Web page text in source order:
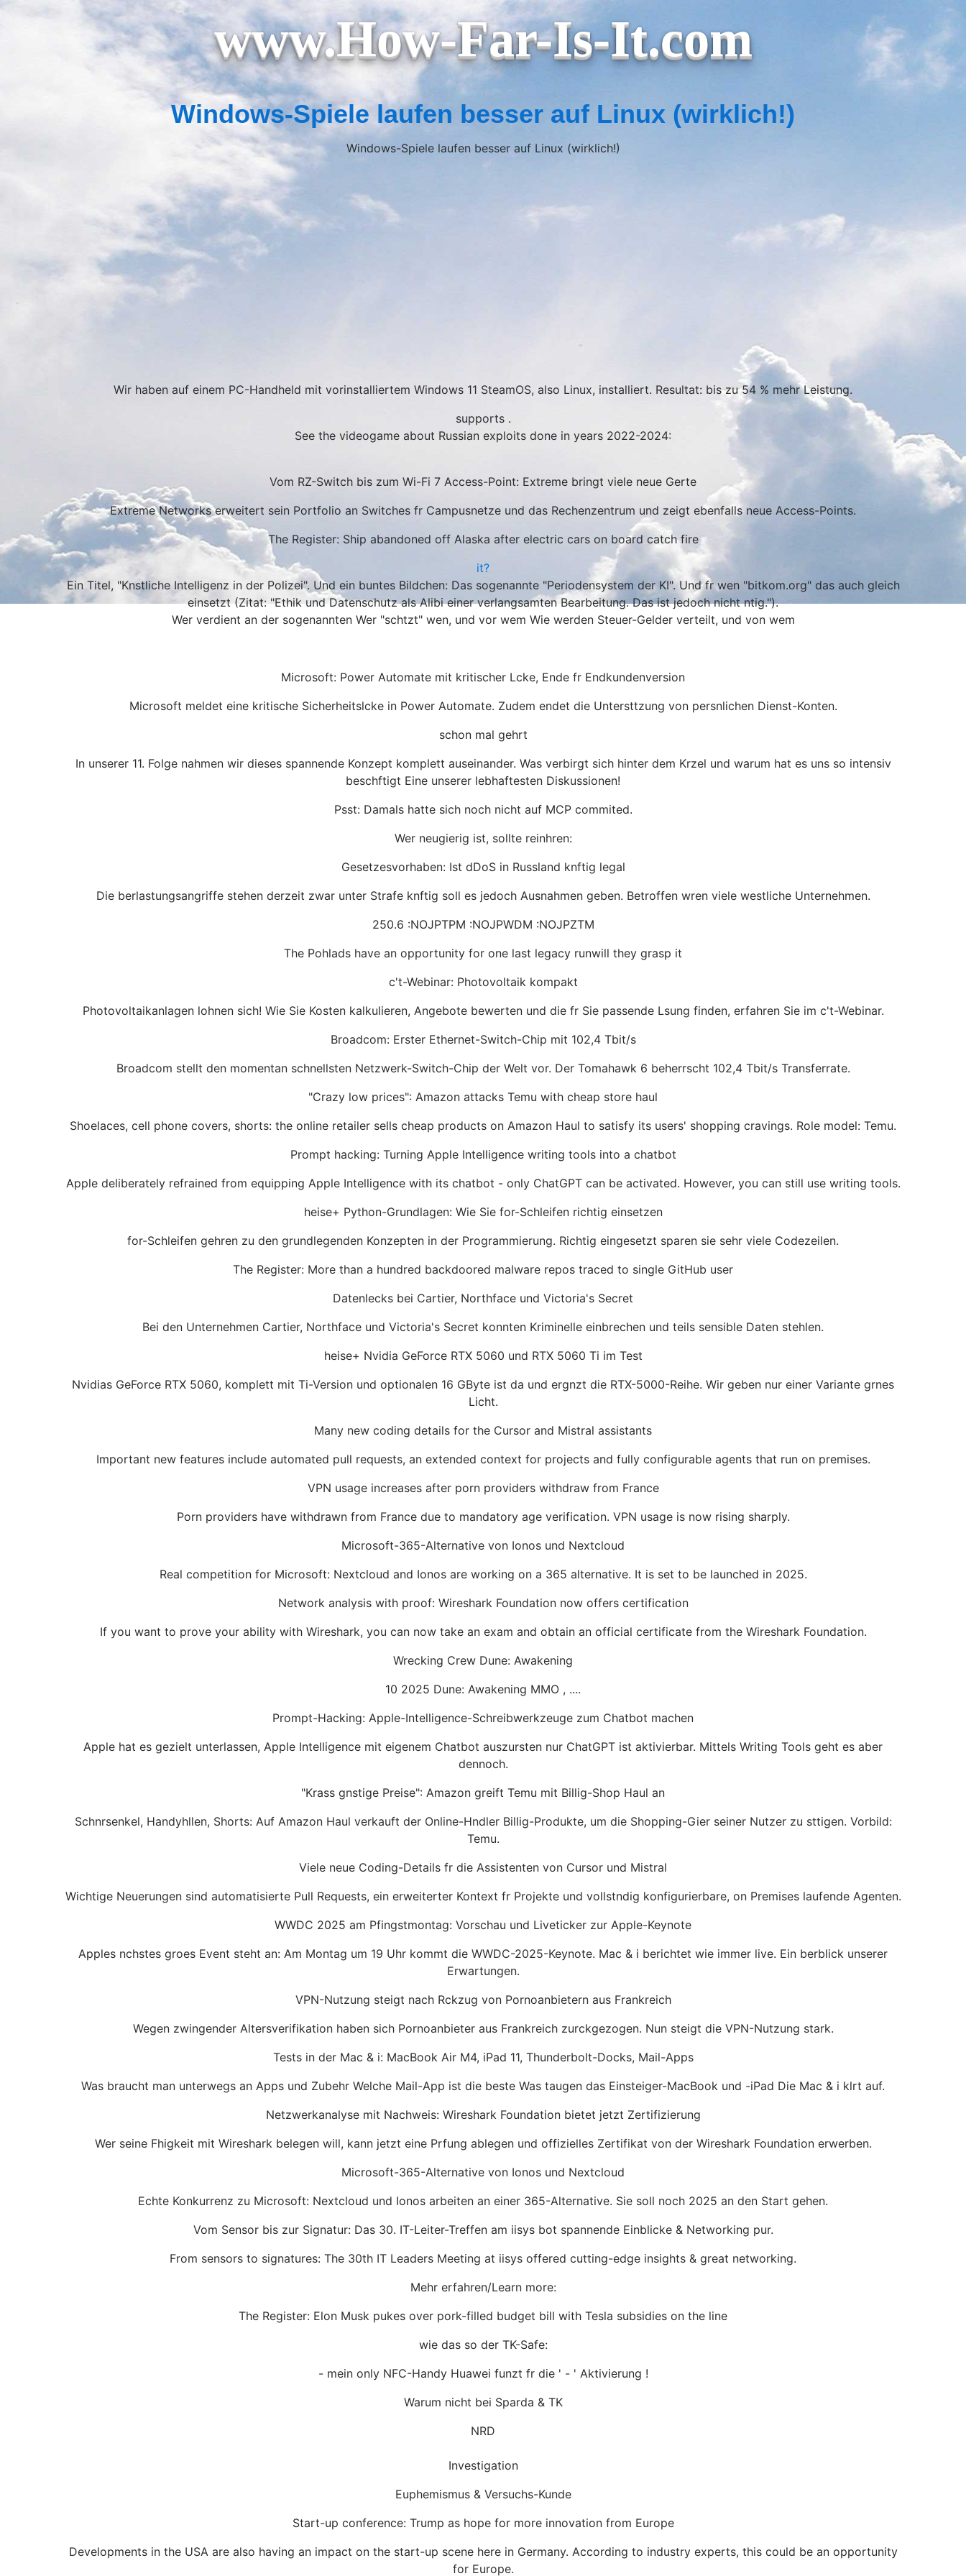
www.How-Far-Is-It.com
Windows-Spiele laufen besser auf Linux (wirklich!)
Windows-Spiele laufen besser auf Linux (wirklich!)
Wir haben auf einem PC-Handheld mit vorinstalliertem Windows 11 SteamOS, also Linux, installiert. Resultat: bis zu 54 % mehr Leistung.
supports .
See the videogame about Russian exploits done in years 2022-2024:
Vom RZ-Switch bis zum Wi-Fi 7 Access-Point: Extreme bringt viele neue Gerte
Extreme Networks erweitert sein Portfolio an Switches fr Campusnetze und das Rechenzentrum und zeigt ebenfalls neue Access-Points.
The Register: Ship abandoned off Alaska after electric cars on board catch fire
it?
Ein Titel, "Knstliche Intelligenz in der Polizei". Und ein buntes Bildchen: Das sogenannte "Periodensystem der KI". Und fr wen "bitkom.org" das auch gleich
einsetzt (Zitat: "Ethik und Datenschutz als Alibi einer verlangsamten Bearbeitung. Das ist jedoch nicht ntig.").
Wer verdient an der sogenannten Wer "schtzt" wen, und vor wem Wie werden Steuer-Gelder verteilt, und von wem
Microsoft: Power Automate mit kritischer Lcke, Ende fr Endkundenversion
Microsoft meldet eine kritische Sicherheitslcke in Power Automate. Zudem endet die Untersttzung von persnlichen Dienst-Konten.
schon mal gehrt
In unserer 11. Folge nahmen wir dieses spannende Konzept komplett auseinander. Was verbirgt sich hinter dem Krzel und warum hat es uns so intensiv
beschftigt Eine unserer lebhaftesten Diskussionen!
Psst: Damals hatte sich noch nicht auf MCP commited.
Wer neugierig ist, sollte reinhren:
Gesetzesvorhaben: Ist dDoS in Russland knftig legal
Die berlastungsangriffe stehen derzeit zwar unter Strafe knftig soll es jedoch Ausnahmen geben. Betroffen wren viele westliche Unternehmen.
250.6 :NOJPTPM :NOJPWDM :NOJPZTM
The Pohlads have an opportunity for one last legacy runwill they grasp it
c't-Webinar: Photovoltaik kompakt
Photovoltaikanlagen lohnen sich! Wie Sie Kosten kalkulieren, Angebote bewerten und die fr Sie passende Lsung finden, erfahren Sie im c't-Webinar.
Broadcom: Erster Ethernet-Switch-Chip mit 102,4 Tbit/s
Broadcom stellt den momentan schnellsten Netzwerk-Switch-Chip der Welt vor. Der Tomahawk 6 beherrscht 102,4 Tbit/s Transferrate.
"Crazy low prices": Amazon attacks Temu with cheap store haul
Shoelaces, cell phone covers, shorts: the online retailer sells cheap products on Amazon Haul to satisfy its users' shopping cravings. Role model: Temu.
Prompt hacking: Turning Apple Intelligence writing tools into a chatbot
Apple deliberately refrained from equipping Apple Intelligence with its chatbot - only ChatGPT can be activated. However, you can still use writing tools.
heise+ Python-Grundlagen: Wie Sie for-Schleifen richtig einsetzen
for-Schleifen gehren zu den grundlegenden Konzepten in der Programmierung. Richtig eingesetzt sparen sie sehr viele Codezeilen.
The Register: More than a hundred backdoored malware repos traced to single GitHub user
Datenlecks bei Cartier, Northface und Victoria's Secret
Bei den Unternehmen Cartier, Northface und Victoria's Secret konnten Kriminelle einbrechen und teils sensible Daten stehlen.
heise+ Nvidia GeForce RTX 5060 und RTX 5060 Ti im Test
Nvidias GeForce RTX 5060, komplett mit Ti-Version und optionalen 16 GByte ist da und ergnzt die RTX-5000-Reihe. Wir geben nur einer Variante grnes
Licht.
Many new coding details for the Cursor and Mistral assistants
Important new features include automated pull requests, an extended context for projects and fully configurable agents that run on premises.
VPN usage increases after porn providers withdraw from France
Porn providers have withdrawn from France due to mandatory age verification. VPN usage is now rising sharply.
Microsoft-365-Alternative von Ionos und Nextcloud
Real competition for Microsoft: Nextcloud and Ionos are working on a 365 alternative. It is set to be launched in 2025.
Network analysis with proof: Wireshark Foundation now offers certification
If you want to prove your ability with Wireshark, you can now take an exam and obtain an official certificate from the Wireshark Foundation.
Wrecking Crew Dune: Awakening
10 2025 Dune: Awakening MMO , ....
Prompt-Hacking: Apple-Intelligence-Schreibwerkzeuge zum Chatbot machen
Apple hat es gezielt unterlassen, Apple Intelligence mit eigenem Chatbot auszursten nur ChatGPT ist aktivierbar. Mittels Writing Tools geht es aber
dennoch.
"Krass gnstige Preise": Amazon greift Temu mit Billig-Shop Haul an
Schnrsenkel, Handyhllen, Shorts: Auf Amazon Haul verkauft der Online-Hndler Billig-Produkte, um die Shopping-Gier seiner Nutzer zu sttigen. Vorbild:
Temu.
Viele neue Coding-Details fr die Assistenten von Cursor und Mistral
Wichtige Neuerungen sind automatisierte Pull Requests, ein erweiterter Kontext fr Projekte und vollstndig konfigurierbare, on Premises laufende Agenten.
WWDC 2025 am Pfingstmontag: Vorschau und Liveticker zur Apple-Keynote
Apples nchstes groes Event steht an: Am Montag um 19 Uhr kommt die WWDC-2025-Keynote. Mac & i berichtet wie immer live. Ein berblick unserer
Erwartungen.
VPN-Nutzung steigt nach Rckzug von Pornoanbietern aus Frankreich
Wegen zwingender Altersverifikation haben sich Pornoanbieter aus Frankreich zurckgezogen. Nun steigt die VPN-Nutzung stark.
Tests in der Mac & i: MacBook Air M4, iPad 11, Thunderbolt-Docks, Mail-Apps
Was braucht man unterwegs an Apps und Zubehr Welche Mail-App ist die beste Was taugen das Einsteiger-MacBook und -iPad Die Mac & i klrt auf.
Netzwerkanalyse mit Nachweis: Wireshark Foundation bietet jetzt Zertifizierung
Wer seine Fhigkeit mit Wireshark belegen will, kann jetzt eine Prfung ablegen und offizielles Zertifikat von der Wireshark Foundation erwerben.
Microsoft-365-Alternative von Ionos und Nextcloud
Echte Konkurrenz zu Microsoft: Nextcloud und Ionos arbeiten an einer 365-Alternative. Sie soll noch 2025 an den Start gehen.
Vom Sensor bis zur Signatur: Das 30. IT-Leiter-Treffen am iisys bot spannende Einblicke & Networking pur.
From sensors to signatures: The 30th IT Leaders Meeting at iisys offered cutting-edge insights & great networking.
Mehr erfahren/Learn more:
The Register: Elon Musk pukes over pork-filled budget bill with Tesla subsidies on the line
wie das so der TK-Safe:
- mein only NFC-Handy Huawei funzt fr die ' - ' Aktivierung !
Warum nicht bei Sparda & TK
NRD
Investigation
Euphemismus & Versuchs-Kunde
Start-up conference: Trump as hope for more innovation from Europe
Developments in the USA are also having an impact on the start-up scene here in Germany. According to industry experts, this could be an opportunity
for Europe.